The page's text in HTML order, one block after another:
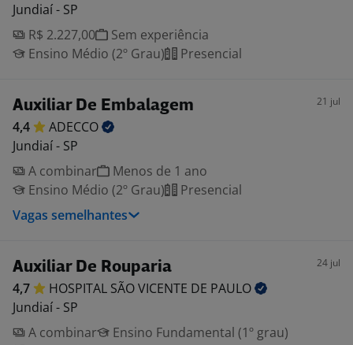
Jundiaí - SP
R$ 2.227,00
Sem experiência
Ensino Médio (2º Grau)
Presencial
Auxiliar De Embalagem 21 jul
4,4
ADECCO
Jundiaí - SP
A combinar
Menos de 1 ano
Ensino Médio (2º Grau)
Presencial
Vagas semelhantes
Auxiliar De Rouparia 24 jul
4,7 HOSPITAL SÃO VICENTE DE PAULO
Jundiaí - SP
A combinar
Ensino Fundamental (1º grau)